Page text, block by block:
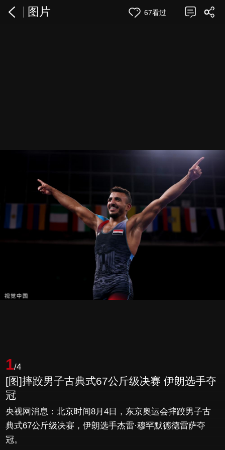
图片 67看过
1/4
[图]摔跤男子古典式67公斤级决赛 伊朗选手夺
冠
央视网消息：北京时间8月4日，东京奥运会摔跤男子古
典式67公斤级决赛，伊朗选手杰雷·穆罕默德德雷萨夺
冠。